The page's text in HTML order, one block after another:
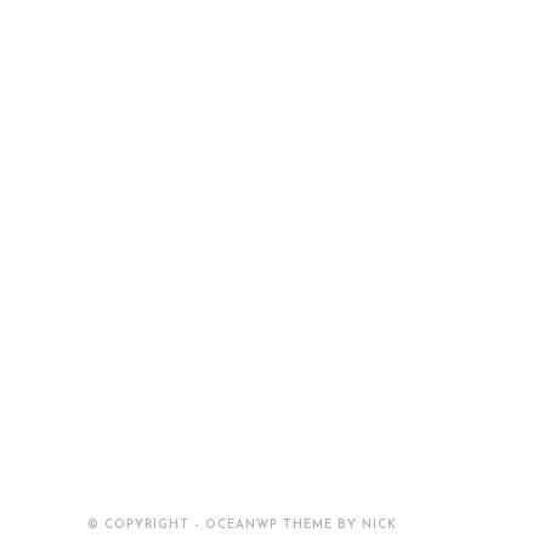
© COPYRIGHT - OCEANWP THEME BY NICK